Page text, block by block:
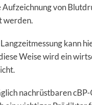
von
werden.
kann
Weise wird ein
nachrüstbaren